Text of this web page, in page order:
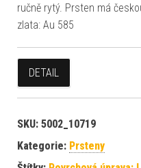
ručně rytý. Prsten má
zlata: Au 585
DETAIL
SKU: 5002_10719
Kategorie: Prsteny